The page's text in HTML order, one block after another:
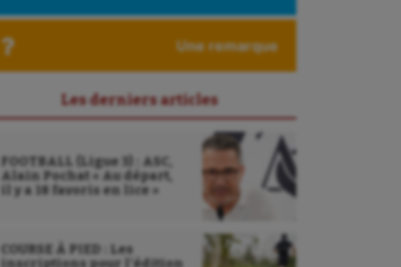
Une remarque
Les derniers articles
FOOTBALL (Ligue 3) : ASC,
Alain Pochat « Au départ,
il y a 18 favoris en lice »
COURSE À PIED : Les
inscriptions pour l’édition